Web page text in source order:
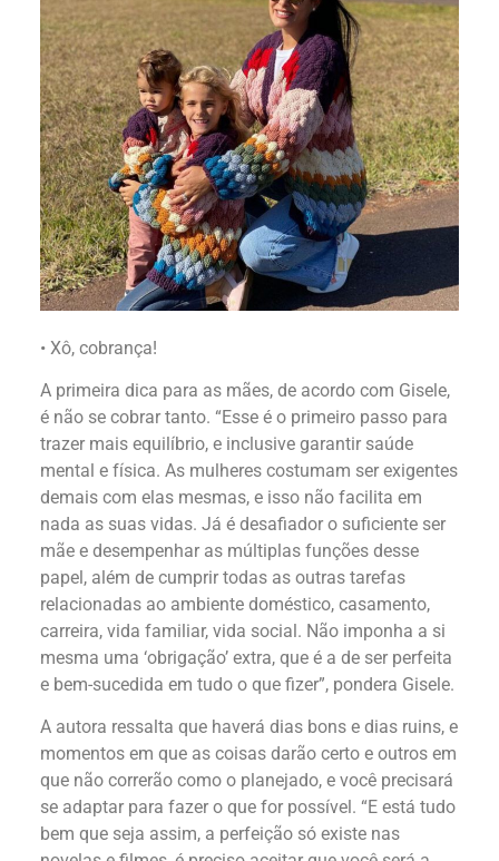
• Xô, cobrança!
A primeira dica para as mães, de acordo com Gisele,
é não se cobrar tanto. “Esse é o primeiro passo para
trazer mais equilíbrio, e inclusive garantir saúde
mental e física. As mulheres costumam ser exigentes
demais com elas mesmas, e isso não facilita em
nada as suas vidas. Já é desafiador o suficiente ser
mãe e desempenhar as múltiplas funções desse
papel, além de cumprir todas as outras tarefas
relacionadas ao ambiente doméstico, casamento,
carreira, vida familiar, vida social. Não imponha a si
mesma uma ‘obrigação’ extra, que é a de ser perfeita
e bem-sucedida em tudo o que fizer”, pondera Gisele.
A autora ressalta que haverá dias bons e dias ruins, e
momentos em que as coisas darão certo e outros em
que não correrão como o planejado, e você precisará
se adaptar para fazer o que for possível. “E está tudo
bem que seja assim, a perfeição só existe nas